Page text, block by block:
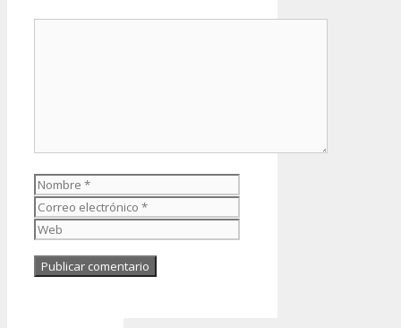
Nombre
electrónico